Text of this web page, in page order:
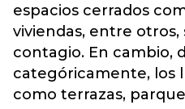
espacios cerrados
viviendas, entre otros,
contagio. En cambio,
categóricamente, los
como terrazas,